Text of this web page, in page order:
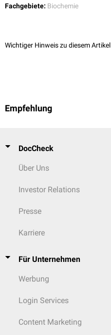
Fachgebiete: Biochemie
Wichtiger Hinweis zu diesem Artikel
Empfehlung
DocCheck
Über Uns
Investor Relations
Presse
Karriere
Für Unternehmen
Werbung
Login Services
Content Marketing